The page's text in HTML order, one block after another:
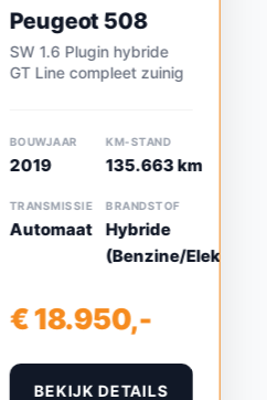
Peugeot 508
SW 1.6 Plugin hybride
GT Line compleet zuinig
BOUWJAAR
2019
KM-STAND
135.663 km
TRANSMISSIE
Automaat
BRANDSTOF
Hybride
(Benzine/Elektrisch)
€ 18.950,-
BEKIJK DETAILS